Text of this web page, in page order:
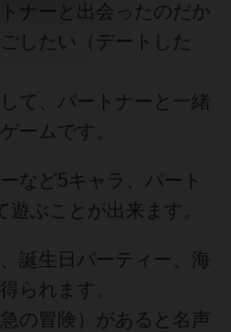
ナーと出会ったのだか
したい（デートした
て、パートナーと一緒
ームです。
など5キャラ、パート
ぶことが出来ます。
誕生日パーティー、海
られます。
の冒険）があると名声